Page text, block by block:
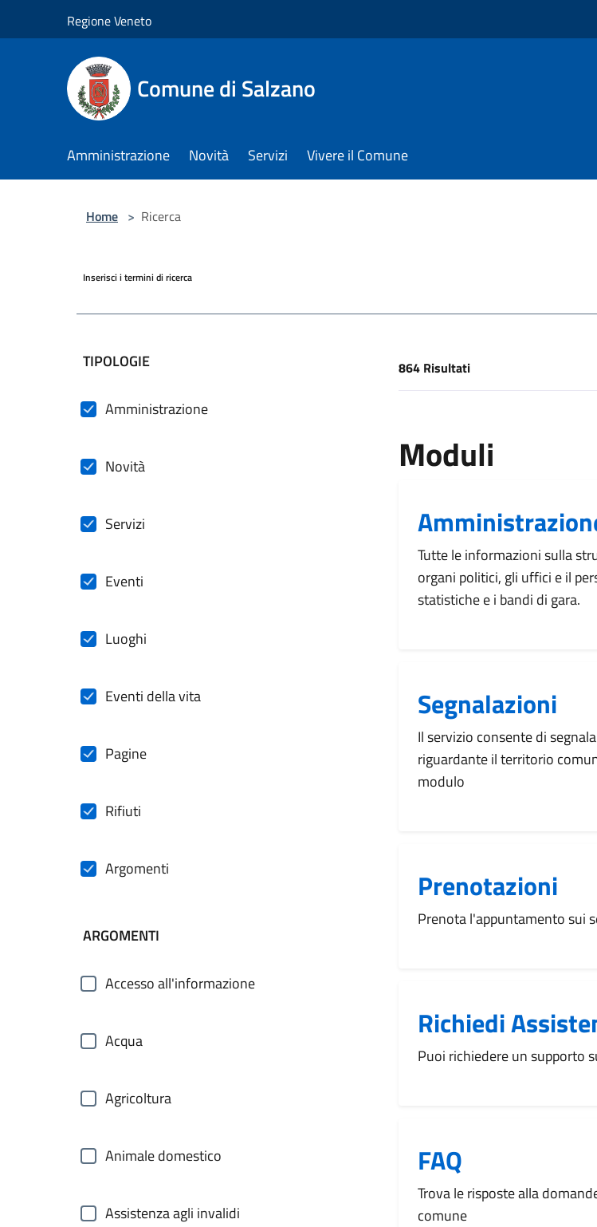
Regione Veneto
Comune di Salzano
Amministrazione Novità Servizi Vivere il Comune
Home > Ricerca
Inserisci i termini di ricerca
filtri da applicare
TIPOLOGIE
Amministrazione
Novità
Servizi
Eventi
Luoghi
Eventi della vita
Pagine
Rifiuti
Argomenti
ARGOMENTI
Accesso all'informazione
Acqua
Agricoltura
Animale domestico
Assistenza agli invalidi
[results]
864 Risultati
Moduli
Tutte le informazioni sulla
organi politici, gli uffici e il
statistiche e i bandi di gara.
Segnalazioni
Il servizio consente di
riguardante il territorio
modulo
Prenotazioni
Prenota l'appuntamento sui
Richiedi
Puoi richiedere un supporto
FAQ
Trova le risposte alla
comune